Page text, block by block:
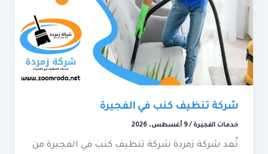
شركة تنظيف كنب في الفجيرة
خدمات الفجيرة /9 أغسطس، 2026
تُعد شركة زمردة شركة تنظيف كنب في الفجيرة من